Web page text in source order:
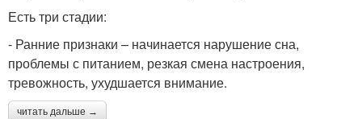
Есть три стадии:
- Ранние признаки – начинается нарушение сна,
проблемы с питанием, резкая смена настроения,
тревожность, ухудшается внимание.
читать дальше →